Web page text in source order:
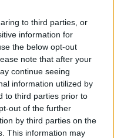
to third parties, or
information for
the below opt-out
note that after your
continue seeing
information utilized by
to third parties prior to
out of the further
by third parties on the
This information may
Πειραιά, στον
κατάρτισης για
φορείς
στις ίδιες τις
που
τονίζοντας τη
των συνεργειών.